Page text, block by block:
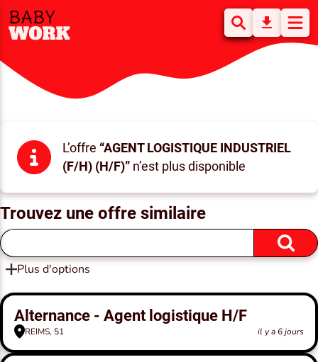
L’offre “AGENT LOGISTIQUE INDUSTRIEL
(F/H) (H/F)” n’est plus disponible
Trouvez une offre similaire
Plus d'options
Alternance - Agent logistique H/F
REIMS, 51 il y a 6 jours